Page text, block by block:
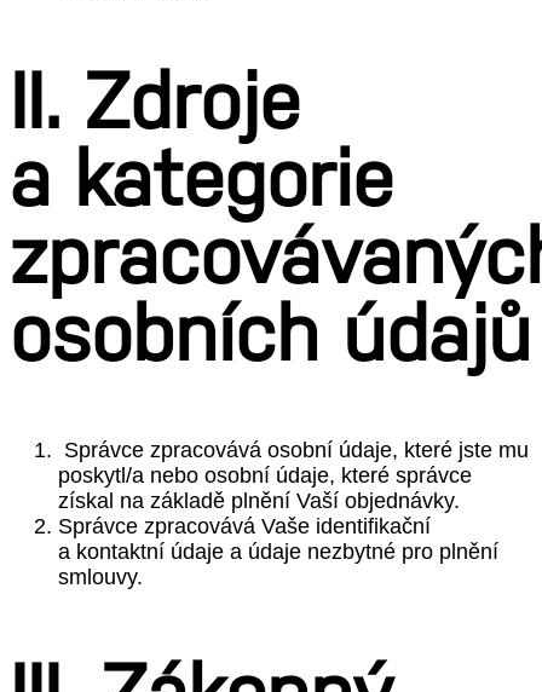
II. Zdroje
a kategorie
osobních údajů
Správce zpracovává osobní údaje, které jste mu
poskytl/a nebo osobní údaje, které správce
získal na základě plnění Vaší objednávky.
Správce zpracovává Vaše identifikační
a kontaktní údaje a údaje nezbytné pro plnění
smlouvy.